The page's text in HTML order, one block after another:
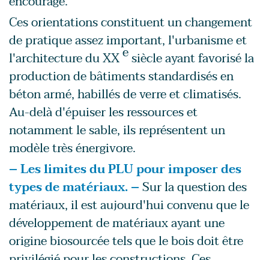
Ces orientations constituent un changement
de pratique assez important, l'urbanisme et
l'architecture du XXesiècle ayant favorisé la
production de bâtiments standardisés en
béton armé, habillés de verre et climatisés.
Au-delà d'épuiser les ressources et
notamment le sable, ils représentent un
modèle très énergivore.
– Les limites du PLU pour imposer des
types de matériaux. –Sur la question des
matériaux, il est aujourd'hui convenu que le
développement de matériaux ayant une
origine biosourcée tels que le bois doit être